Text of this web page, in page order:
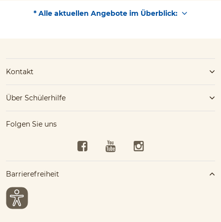
* Alle aktuellen Angebote im Überblick:
Kontakt
Über Schülerhilfe
Folgen Sie uns
FacebookYouTubeInstagram
Barrierefreiheit